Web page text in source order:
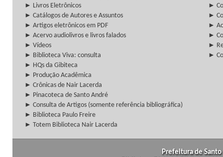
► Livros Eletrônicos
►
► Catálogos de Autores e Assuntos
►
► Artigos eletrônicos em PDF
►
► Acervo audiolivros e livros falados
►
► Vídeos
►
► Biblioteca Viva: consulta
►
► HQs da Gibiteca
► Produção Acadêmica
► Crônicas de Nair Lacerda
► Pinacoteca de Santo André
► Consulta de Artigos (somente referência bibliográfica)
► Biblioteca Paulo Freire
► Totem Biblioteca Nair Lacerda
Prefeitura de